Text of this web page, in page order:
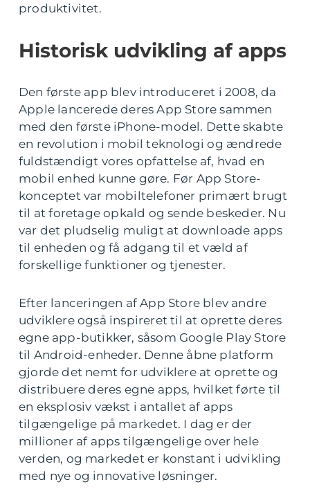
produktivitet.
Historisk udvikling af apps
Den første app blev introduceret i 2008, da
Apple lancerede deres App Store sammen
med den første iPhone-model. Dette skabte
en revolution i mobil teknologi og ændrede
fuldstændigt vores opfattelse af, hvad en
mobil enhed kunne gøre. Før App Store-
konceptet var mobiltelefoner primært brugt
til at foretage opkald og sende beskeder. Nu
var det pludselig muligt at downloade apps
til enheden og få adgang til et væld af
forskellige funktioner og tjenester.
Efter lanceringen af App Store blev andre
udviklere også inspireret til at oprette deres
egne app-butikker, såsom Google Play Store
til Android-enheder. Denne åbne platform
gjorde det nemt for udviklere at oprette og
distribuere deres egne apps, hvilket førte til
en eksplosiv vækst i antallet af apps
tilgængelige på markedet. I dag er der
millioner af apps tilgængelige over hele
verden, og markedet er konstant i udvikling
med nye og innovative løsninger.